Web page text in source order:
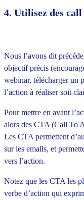
4. Utilisez des
Nous l’avons dit
objectif précis
webinar, télécharger un
l’action à réaliser soit
Pour mettre en avant
alors des CTA (Call To
Les CTA permettent
sur les emails, et
vers l’action.
Notez que les CTA les
verbe d’action qui